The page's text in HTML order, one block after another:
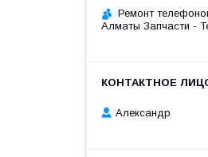
Ремонт
Алматы Запчасти -
Александр